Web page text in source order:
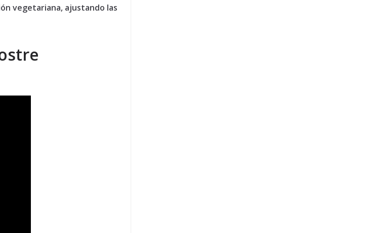
vegetariana, ajustando las